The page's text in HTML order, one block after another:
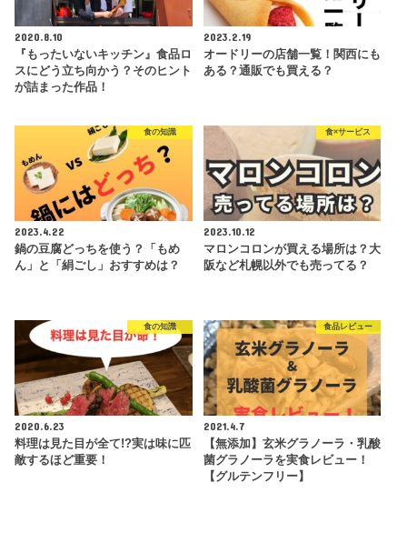
2020.8.10
『もったいないキッチン』食品ロ
スにどう立ち向かう？そのヒント
が詰まった作品！
2023.2.19
オードリーの店舗一覧！関西にも
ある？通販でも買える？
食の知識
2023.4.22
鍋の豆腐どっちを使う？「もめ
ん」と「絹ごし」おすすめは？
食×サービス
2023.10.12
マロンコロンが買える場所は？大
阪など札幌以外でも売ってる？
食の知識
2020.6.23
料理は見た目が全て!?実は味に匹
敵するほど重要！
食品レビュー
2021.4.7
【無添加】玄米グラノーラ・乳酸
菌グラノーラを実食レビュー！
【グルテンフリー】